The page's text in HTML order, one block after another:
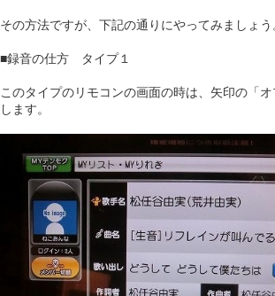
その方法ですが、下記の通りにやってみましょう。
■録音の仕方 タイプ１
このタイプのリモコンの画面の時は、矢印の「
します。